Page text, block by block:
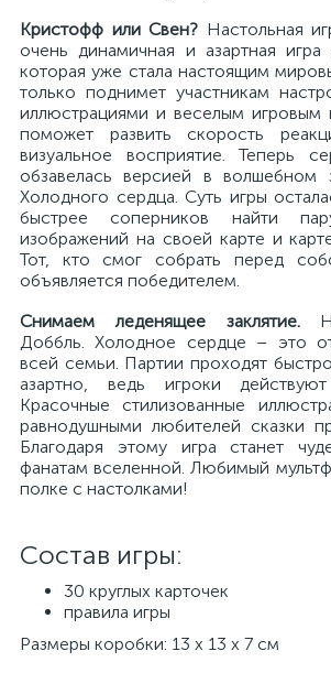
Кристофф или Свен? Настольная
очень динамичная и азартная
которая уже стала настоящим
только поднимет участникам
иллюстрациями и веселым
поможет развить скорость
визуальное восприятие. Теперь
обзавелась версией в волшебном
Холодного сердца. Суть игры
быстрее соперников найти
изображений на своей карте и
Тот, кто смог собрать перед
объявляется победителем.
Снимаем леденящее заклятие.
Доббль. Холодное сердце – это
всей семьи. Партии проходят
азартно, ведь игроки
Красочные стилизованные
равнодушными любителей сказки
Благодаря этому игра станет
фанатам вселенной. Любимый
полке с настолками!
Состав игры:
30 круглых карточек
правила игры
Размеры коробки: 13 х 13 х 7 см